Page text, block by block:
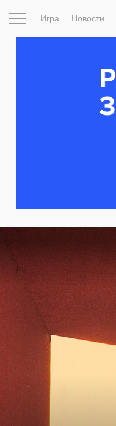
Игра Новости